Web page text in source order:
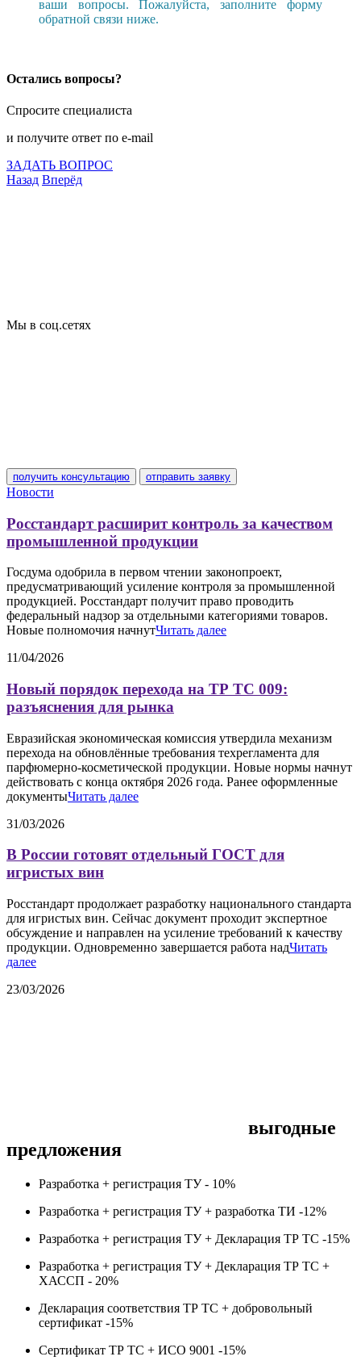
ваши вопросы. Пожалуйста, заполните форму
обратной связи ниже.
Остались вопросы?
Спросите специалиста
и получите ответ по e-mail
ЗАДАТЬ ВОПРОС
Назад Вперёд
Мы в соц.сетях
получить консультацию отправить заявку
Новости
Росстандарт расширит контроль за качеством
промышленной продукции
Госдума одобрила в первом чтении законопроект,
предусматривающий усиление контроля за промышленной
продукцией. Росстандарт получит право проводить
федеральный надзор за отдельными категориями товаров.
Новые полномочия начнутЧитать далее
11/04/2026
Новый порядок перехода на ТР ТС 009:
разъяснения для рынка
Евразийская экономическая комиссия утвердила механизм
перехода на обновлённые требования техрегламента для
парфюмерно-косметической продукции. Новые нормы начнут
действовать с конца октября 2026 года. Ранее оформленные
документыЧитать далее
31/03/2026
В России готовят отдельный ГОСТ для
игристых вин
Росстандарт продолжает разработку национального стандарта
для игристых вин. Сейчас документ проходит экспертное
обсуждение и направлен на усиление требований к качеству
продукции. Одновременно завершается работа надЧитать
далее
23/03/2026
выгодные
предложения
Разработка + регистрация ТУ - 10%
Разработка + регистрация ТУ + разработка ТИ -12%
Разработка + регистрация ТУ + Декларация ТР ТС -15%
Разработка + регистрация ТУ + Декларация ТР ТС +
ХАССП - 20%
Декларация соответствия ТР ТС + добровольный
сертификат -15%
Сертификат ТР ТС + ИСО 9001 -15%